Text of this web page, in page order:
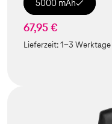
5000 mAh
67,95 €
Lieferzeit:1-3 Werktage